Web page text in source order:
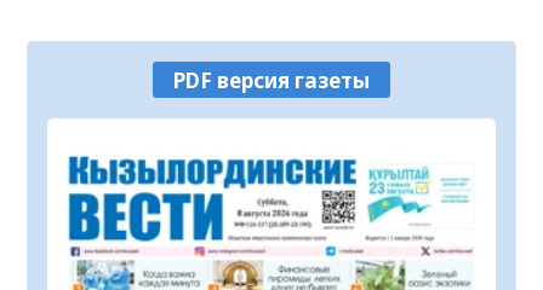
08.08.2026 33 0
У граждан высокие ожидания от
выборов в Курултай – опрос
общественного мнения
07.08.2026
В Жанакоргане введена в эксплуатацию
водораспределительная станция
07.08.2026 105
PDF версия газеты